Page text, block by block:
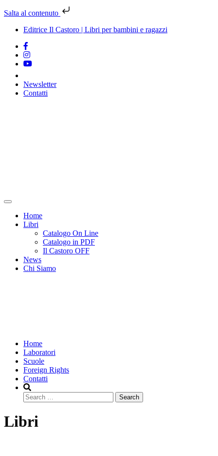
Salta al contenuto
Editrice Il Castoro | Libri per bambini e ragazzi
Newsletter
Contatti
Home
Libri
Catalogo On Line
Catalogo in PDF
Il Castoro OFF
News
Chi Siamo
Home
Laboratori
Scuole
Foreign Rights
Contatti
Search
Libri